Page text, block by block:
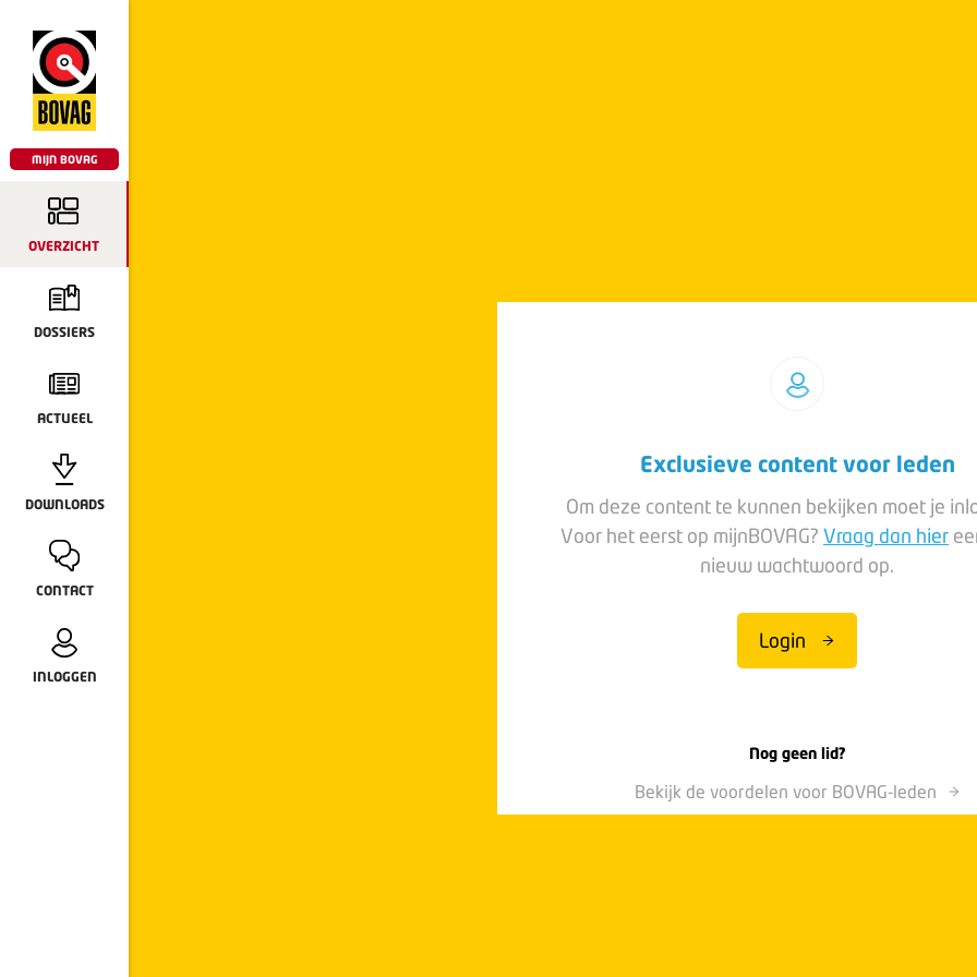
MIJN BOVAG
OVERZICHT
DOSSIERS
ACTUEEL
DOWNLOADS
CONTACT
INLOGGEN
Exclusieve content voor leden
Om deze content te kunnen bekijken moet je
Voor het eerst op mijnBOVAG? Vraag dan hier
nieuw wachtwoord op.
Login
Nog geen lid?
Bekijk de voordelen voor BOVAG-leden